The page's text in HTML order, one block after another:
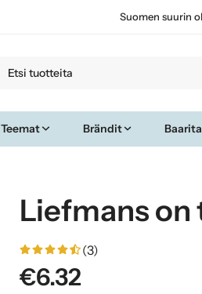
Suomen suurin
Teemat Brändit
Liefmans on
(3)
€6.32